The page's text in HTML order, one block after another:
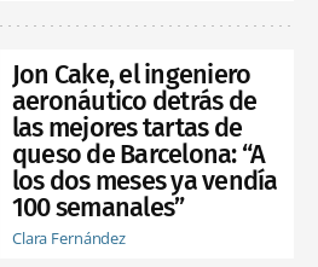
Jon Cake, el ingeniero
aeronáutico detrás de
las mejores tartas de
queso de Barcelona: “A
los dos meses ya vendía
100 semanales”
Clara Fernández